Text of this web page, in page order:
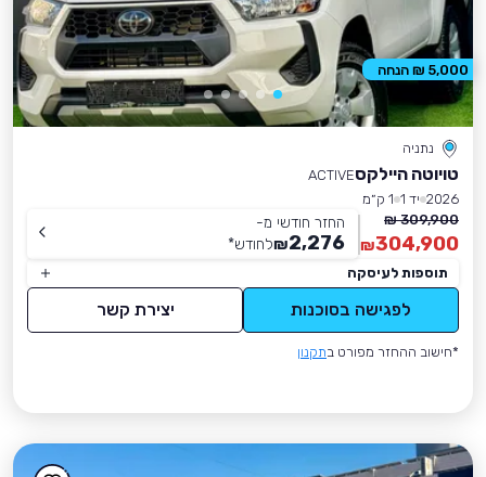
נתניה
טויוטה היילקסACTIVE
2026 יד 1
1 ק״מ
309,900 ₪
304,900
₪
החזר חודשי מ-
2,276
₪לחודש*
תוספות לעיסקה
לפגישה בסוכנות יצירת קשר
*חישוב ההחזר מפורט בתקנון
5,000 ₪ הנחה